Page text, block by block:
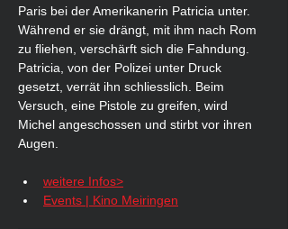
Paris bei der Amerikanerin Patricia unter.
Während er sie drängt, mit ihm nach Rom
zu fliehen, verschärft sich die Fahndung.
Patricia, von der Polizei unter Druck
gesetzt, verrät ihn schliesslich. Beim
Versuch, eine Pistole zu greifen, wird
Michel angeschossen und stirbt vor ihren
Augen.
weitere Infos>
Events | Kino Meiringen